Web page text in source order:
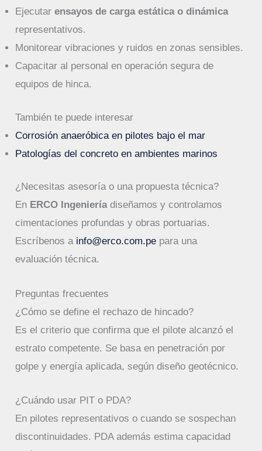
Ejecutarensayos de carga estática o dinámica
representativos.
Monitorear vibraciones y ruidos en zonas sensibles.
Capacitar al personal en operación segura de
equipos de hinca.
También te puede interesar
Corrosión anaeróbica en pilotes bajo el mar
Patologías del concreto en ambientes marinos
¿Necesitas asesoría o una propuesta técnica?
En ERCO Ingenieríadiseñamos y controlamos
cimentaciones profundas y obras portuarias.
Escríbenos a info@erco.com.pe para una
evaluación técnica.
Preguntas frecuentes
¿Cómo se define el rechazo de hincado?
Es el criterio que confirma que el pilote alcanzó el
estrato competente. Se basa en penetración por
golpe y energía aplicada, según diseño geotécnico.
¿Cuándo usar PIT o PDA?
En pilotes representativos o cuando se sospechan
discontinuidades. PDA además estima capacidad